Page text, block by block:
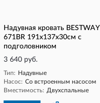
Надувная кровать BESTWAY
671BR 191х137х30см с
подголовником
3 640 руб.
Тип: Надувные
Насос: Со встроенным насосом
Вместимость: Двухспальные